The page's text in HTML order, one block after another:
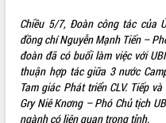
SỞ, BAN, NGÀNH
UBND CÁC XÃ, PHƯỜNG
THÔNG TIN CHỈ ĐẠO ĐIỀU HÀNH
Chiều 5/7, Đoàn công tác của
đồng chí Nguyễn Mạnh Tiến –
đoàn đã có buổi làm việc với
thuận hợp tác giữa 3 nước
Tam giác Phát triển CLV. Tiếp
Gry Niê Knơng – Phó Chủ tịch
ngành có liên quan trong tỉnh.